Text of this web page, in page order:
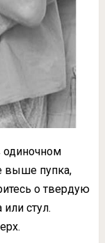
выше пупка,
о твердую
стул.